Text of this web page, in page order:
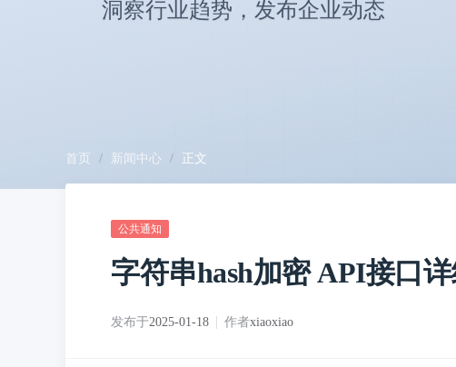
洞察行业趋势，发布企业动态
首页 / 新闻中心 / 正文
公共通知
字符串hash加密 API接口
发布于2025-01-18 作者xiaoxiao